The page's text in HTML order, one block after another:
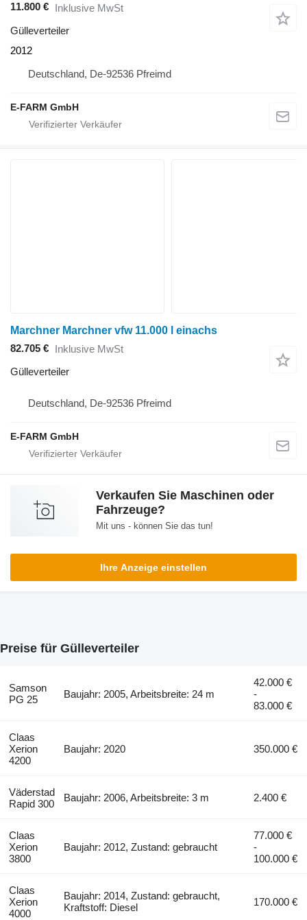
11.800 € Inklusive MwSt
Gülleverteiler
2012
Deutschland, De-92536 Pfreimd
E-FARM GmbH
Marchner Marchner vfw 11.000 l einachs
82.705 € Inklusive MwSt
Gülleverteiler
Deutschland, De-92536 Pfreimd
E-FARM GmbH
Verkaufen Sie Maschinen oder
Fahrzeuge?
Mit uns - können Sie das tun!
Ihre Anzeige einstellen
Preise für Gülleverteiler
Samson
PG 25
Baujahr: 2005, Arbeitsbreite: 24 m
42.000 €
-
83.000 €
Claas
Xerion
4200
Baujahr: 2020 350.000 €
Väderstad
Rapid 300
Baujahr: 2006, Arbeitsbreite: 3 m 2.400 €
Claas
Xerion
3800
Baujahr: 2012, Zustand: gebraucht
77.000 €
-
100.000 €
Claas
Xerion
4000
Baujahr: 2014, Zustand: gebraucht,
Kraftstoff: Diesel
170.000 €